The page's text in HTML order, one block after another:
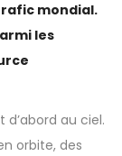
mondial.
les
d’abord au ciel.
orbite, des